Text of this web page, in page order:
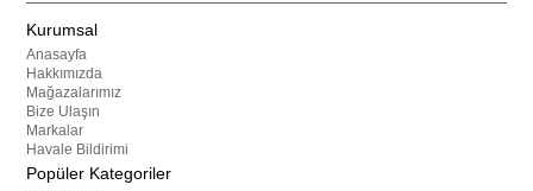
Kurumsal
Anasayfa
Hakkımızda
Mağazalarımız
Bize Ulaşın
Markalar
Havale Bildirimi
Popüler Kategoriler